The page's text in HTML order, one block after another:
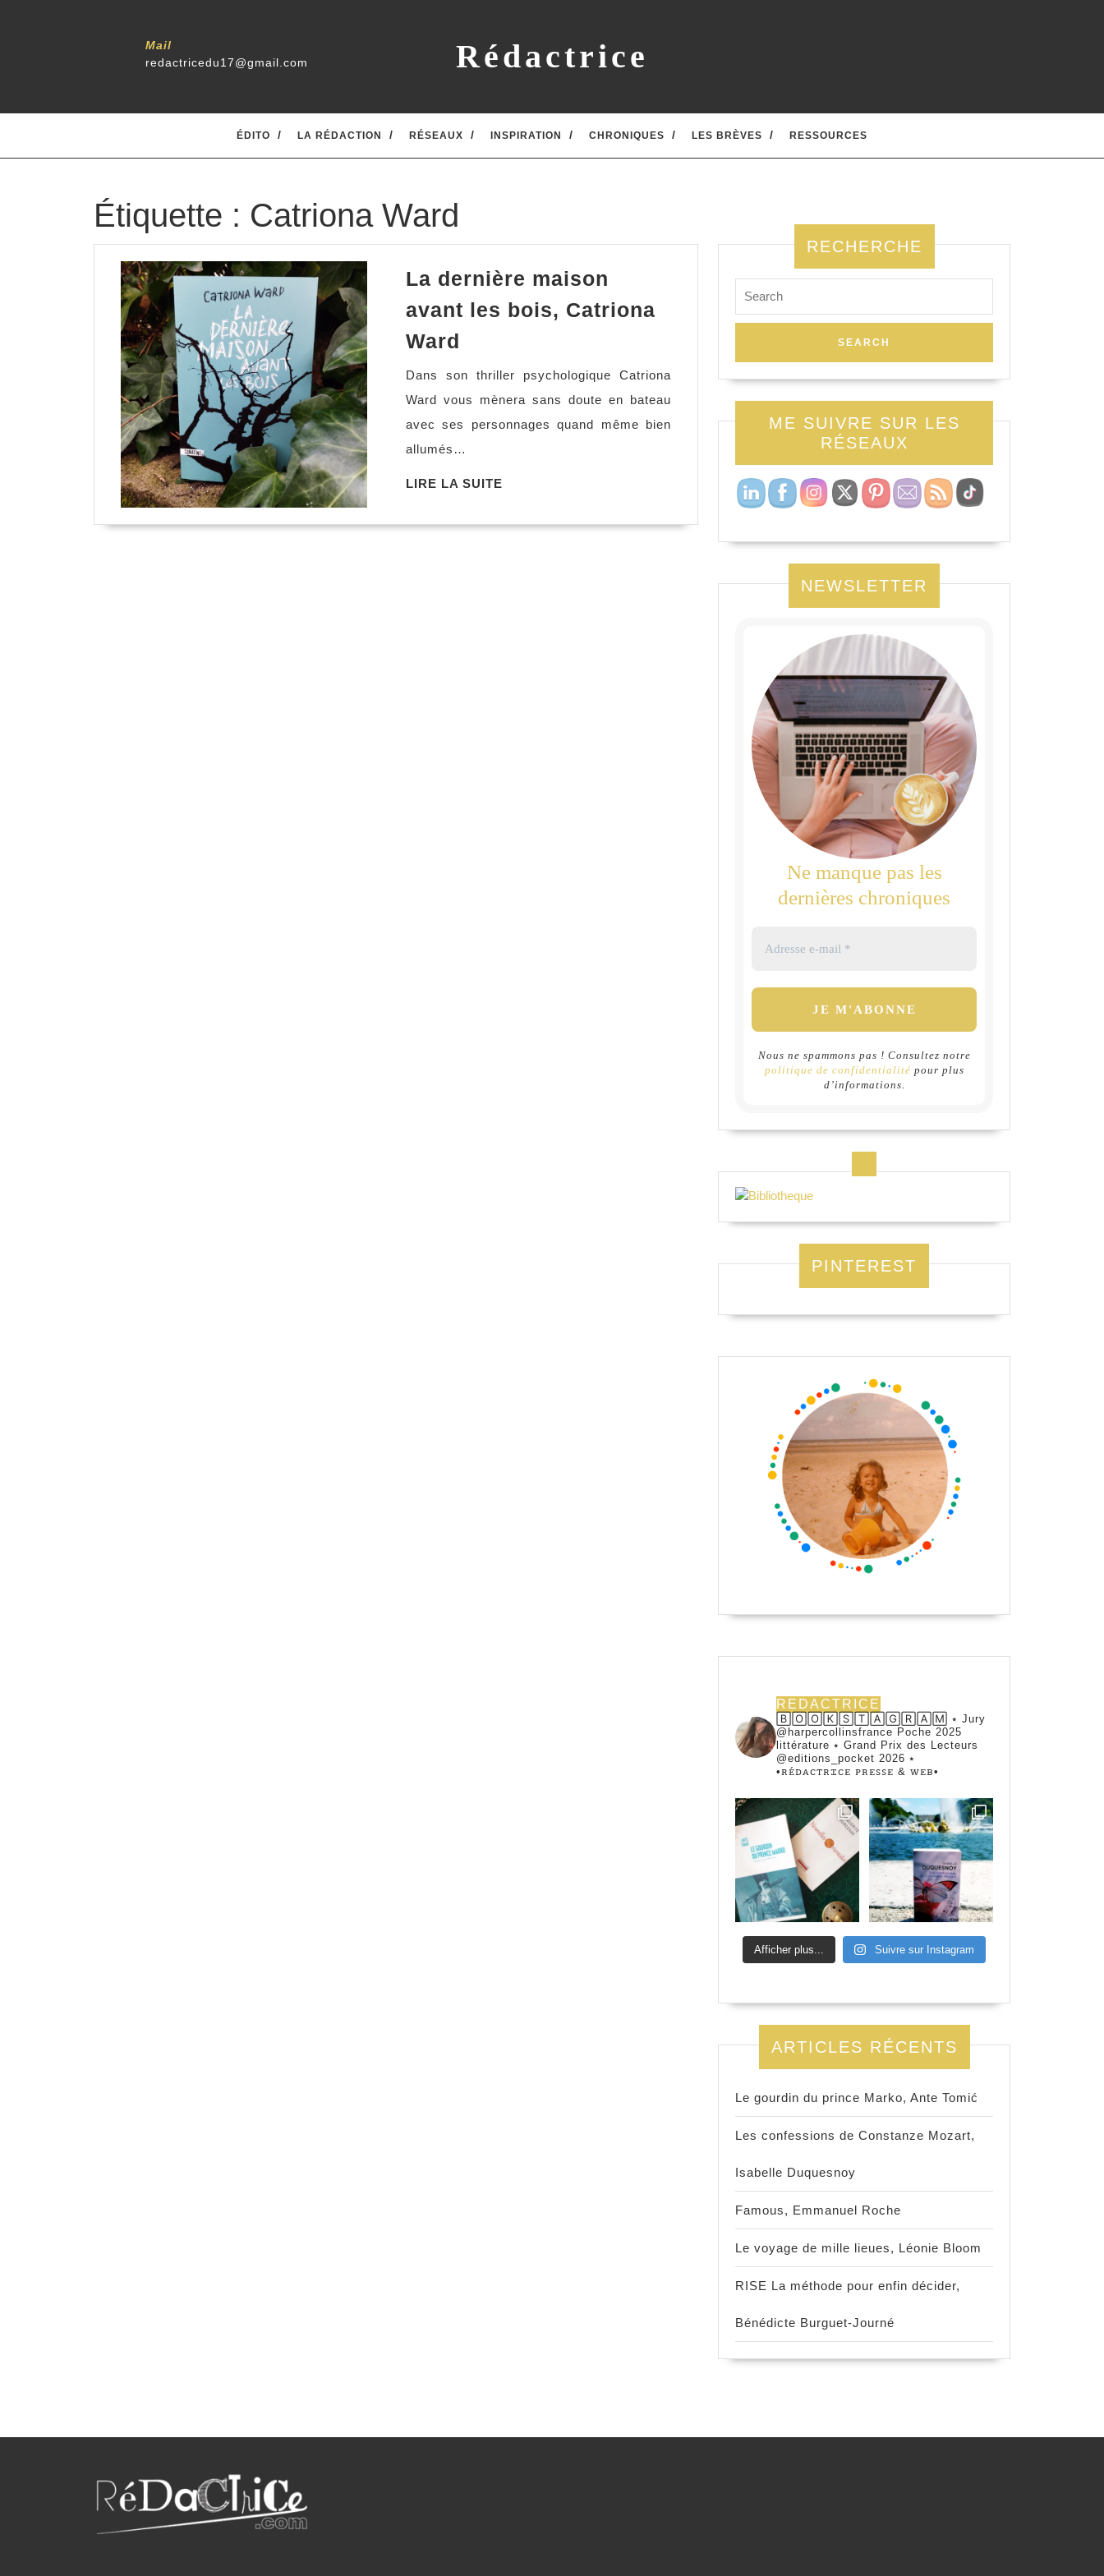
Mail
redactricedu17@gmail.com
Rédactrice
ÉDITO LA RÉDACTION RÉSEAUX INSPIRATION CHRONIQUES LES BRÈVES RESSOURCES
Étiquette : Catriona Ward
La dernière maison
avant les bois, Catriona
Ward
maison
avant
les
bois,
Catriona
Dans son thriller psychologique Catriona
Ward vous mènera sans doute en bateau
avec ses personnages quand même bien
allumés…
LIRE LA SUITE
RECHERCHE
for:
ME SUIVRE SUR LES
RÉSEAUX
NEWSLETTER
Ne manque pas les
dernières chroniques
Nous ne spammons pas ! Consultez notre
politique de confidentialité pour plus
d’informations.
PINTEREST
REDACTRICE
🄱🄾🄾🄺🅂🅃🄰🄶🅁🄰🄼 ⭑ Jury
@harpercollinsfrance Poche 2025
littérature ⭑ Grand Prix des Lecteurs
@editions_pocket 2026 ⭑
•ꭱꭼ́ꭰꭺꮯꭲꭱꮖꮯꭼ ꮲꭱꭼꮪꮪꭼ & ꮃꭼᏼ•
Afficher plus... Suivre sur Instagram
ARTICLES RÉCENTS
Le gourdin du prince Marko, Ante Tomić
Les confessions de Constanze Mozart,
Isabelle Duquesnoy
Famous, Emmanuel Roche
Le voyage de mille lieues, Léonie Bloom
RISE La méthode pour enfin décider,
Bénédicte Burguet-Journé